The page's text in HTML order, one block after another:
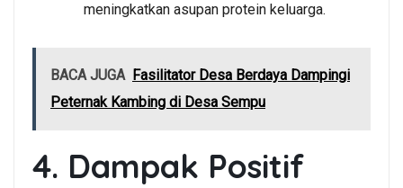
meningkatkan asupan protein keluarga.
BACA JUGA Fasilitator Desa Berdaya Dampingi
Peternak Kambing di Desa Sempu
4. Dampak Positif